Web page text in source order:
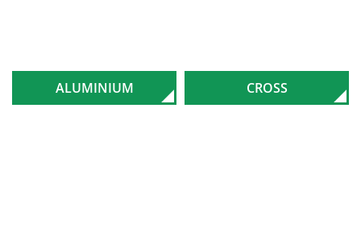
ALUMINIUM CROSS